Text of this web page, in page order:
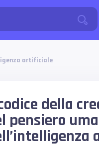
artificiale
della
pensiero